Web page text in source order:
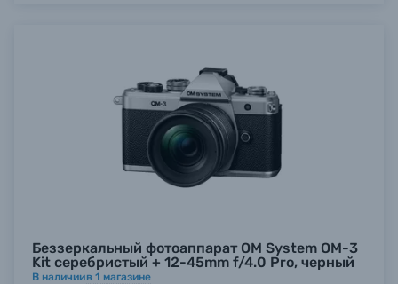
Беззеркальный фотоаппарат OM System OM-3
Kit серебристый + 12-45mm f/4.0 Pro, черный
В наличиив 1 магазине